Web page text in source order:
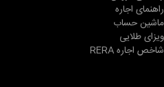
راهنمای اجاره
ماشین حساب
ویزای طلایی
شاخص اجاره RERA